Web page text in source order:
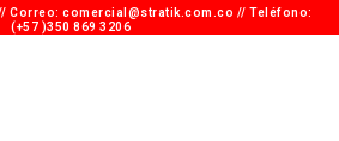
Correo: comercial@stratik.com.co​​ // Teléfono:
(+57 )350 869 3206